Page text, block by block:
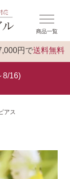
商品一覧
円で送料無料
8/16)
閉じる
アス